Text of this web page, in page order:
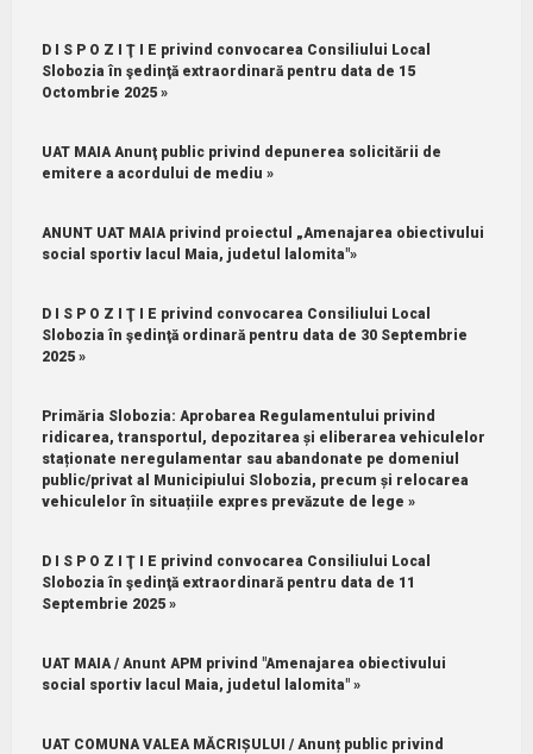
D I S P O Z I Ţ I E privind convocarea Consiliului Local
Slobozia în şedinţă extraordinară pentru data de 15
Octombrie 2025 »
UAT MAIA Anunţ public privind depunerea solicitării de
emitere a acordului de mediu »
ANUNT UAT MAIA privind proiectul „Amenajarea obiectivului
social sportiv lacul Maia, judetul lalomita"»
D I S P O Z I Ţ I E privind convocarea Consiliului Local
Slobozia în şedinţă ordinară pentru data de 30 Septembrie
2025 »
Primăria Slobozia: Aprobarea Regulamentului privind
ridicarea, transportul, depozitarea și eliberarea vehiculelor
staționate neregulamentar sau abandonate pe domeniul
public/privat al Municipiului Slobozia, precum și relocarea
vehiculelor în situațiile expres prevăzute de lege »
D I S P O Z I Ţ I E privind convocarea Consiliului Local
Slobozia în şedinţă extraordinară pentru data de 11
Septembrie 2025 »
UAT MAIA / Anunt APM privind "Amenajarea obiectivului
social sportiv lacul Maia, judetul lalomita" »
UAT COMUNA VALEA MĂCRIȘULUI / Anunț public privind